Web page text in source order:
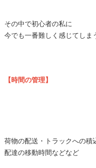
その中で初心者の私に
今でも一番難しく感じてしま
【時間の管理】
荷物の配送・トラックへの積
配達の移動時間などなど